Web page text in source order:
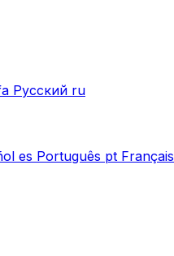
Русский ru
es Português pt Français